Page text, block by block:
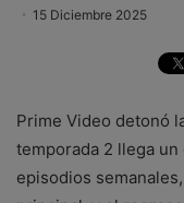
15 Diciembre 2025
Prime Video detonó
temporada 2 llega
episodios